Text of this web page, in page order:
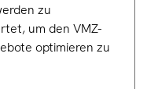
zu
um den VMZ-
optimieren zu